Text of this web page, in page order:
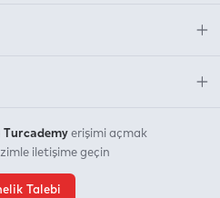
Turcademy erişimi açmak
iletişime geçin
Talebi